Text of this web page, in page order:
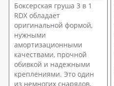
Боксерская груша 3 в 1
RDX обладает
оригинальной формой,
нужными
амортизационными
качествами, прочной
обивкой и надежными
креплениями. Это один
из немногих снарядов,